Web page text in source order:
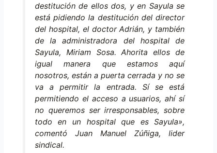
destitución de ellos dos, y en Sayula se
está pidiendo la destitución del director
del hospital, el doctor Adrián, y también
de la administradora del hospital de
Sayula, Miriam Sosa. Ahorita ellos de
igual manera que estamos aquí
nosotros, están a puerta cerrada y no se
va a permitir la entrada. Sí se está
permitiendo el acceso a usuarios, ahí sí
no queremos ser irresponsables, sobre
todo en un hospital que es Sayula»,
comentó Juan Manuel Zúñiga, lider
sindical.